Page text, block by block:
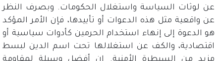
عن لوثات السياسة واستغلال الحكومات. وبصرف النظر
عن واقعية مثل هذه الدعوات أو تأييدها، فإن الأمر المؤكد
هو الدعوة إلى إنهاء استخدام الحرمين كأدوات سياسية أو
اقتصادية، والكف عن استغلالها تحت اسم الدين لبسط